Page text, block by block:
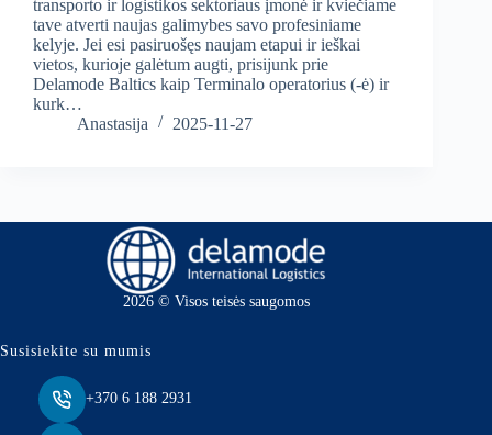
transporto ir logistikos sektoriaus įmonė ir kviečiame
tave atverti naujas galimybes savo profesiniame
kelyje. Jei esi pasiruošęs naujam etapui ir ieškai
vietos, kurioje galėtum augti, prisijunk prie
Delamode Baltics kaip Terminalo operatorius (-ė) ir
kurk…
Anastasija
2025-11-27
2026 © Visos teisės saugomos
Susisiekite su mumis
+370 6 188 2931